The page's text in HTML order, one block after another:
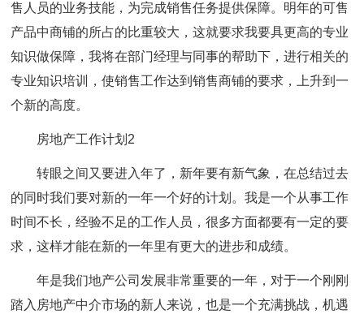
售人员的业务技能，为完成销售任务提供保障。 明年的可售
产品中商铺的所占的比重较大，这就要求我要具更高的专业
知识做保障，我将在部门经理与同事的帮助下，进行相关的
专业知识培训，使销售工作达到销售商铺的要求，上升到一
个新的高度。
房地产工作计划2
转眼之间又要进入年了，新年要有新气象，在总结过去
的同时我们要对新的一年一个好的计划。我是一个从事工作
时间不长，经验不足的工作人员，很多方面都要有一定的要
求，这样才能在新的一年里有更大的进步和成绩。
年是我们地产公司发展非常重要的一年，对于一个刚刚
踏入房地产中介市场的新人来说，也是一个充满挑战，机遇